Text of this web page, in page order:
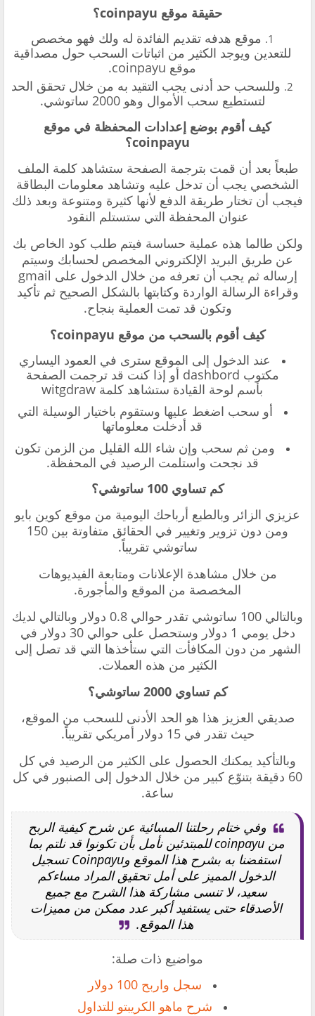
حقيقة موقع coinpayu؟
موقع هدفه تقديم الفائدة له ولك فهو مخصص
للتعدين ويوجد الكثير من اثباتات السحب حول مصداقية
موقع coinpayu.
وللسحب حد أدنى يجب التقيد به من خلال تحقق الحد
لتستطيع سحب الأموال وهو 2000 ساتوشي.
كيف أقوم بوضع إعدادات المحفظة في موقع
coinpayu؟
طبعاً بعد أن قمت بترجمة الصفحة ستشاهد كلمة الملف
الشخصي يجب أن تدخل عليه وتشاهد معلومات البطاقة
فيجب أن تختار طريقة الدفع لأنها كثيرة ومتنوعة وبعد ذلك
عنوان المحفظة التي ستستلم النقود
ولكن طالما هذه عملية حساسة فيتم طلب كود الخاص بك
عن طريق البريد الإلكتروني المخصص لحسابك وسيتم
إرساله ثم يجب أن تعرفه من خلال الدخول على gmail
وقراءة الرسالة الواردة وكتابتها بالشكل الصحيح ثم تأكيد
وتكون قد تمت العملية بنجاح.
كيف أقوم بالسحب من موقع coinpayu؟
عند الدخول إلى الموقع سترى في العمود اليساري
مكتوب dashbord أو إذا كنت قد ترجمت الصفحة
بأسم لوحة القيادة ستشاهد كلمة witgdraw
أو سحب اضغط عليها وستقوم باختيار الوسيلة التي
قد أدخلت معلوماتها
ومن ثم سحب وإن شاء الله القليل من الزمن تكون
قد نجحت واستلمت الرصيد في المحفظة.
كم تساوي 100 ساتوشي؟
عزيزي الزائر وبالطبع أرباحك اليومية من موقع كوين بايو
ومن دون تزوير وتغيير في الحقائق متفاوتة بين 150
ساتوشي تقريباً.
من خلال مشاهدة الإعلانات ومتابعة الفيديوهات
المخصصة من الموقع والمأجورة.
وبالتالي 100 ساتوشي تقدر حوالي 0.8 دولار وبالتالي لديك
دخل يومي 1 دولار وستحصل على حوالي 30 دولار في
الشهر من دون المكافأت التي ستأخذها التي قد تصل إلى
الكثير من هذه العملات.
كم تساوي 2000 ساتوشي؟
صديقي العزيز هذا هو الحد الأدنى للسحب من الموقع،
حيث تقدر في 15 دولار أمريكي تقريباً.
وبالتأكيد يمكنك الحصول على الكثير من الرصيد في كل
60 دقيقة بتنوّع كبير من خلال الدخول إلى الصنبور في كل
ساعة.
وفي ختام رحلتنا المسائية عن شرح كيفية الربح
من coinpayu للمبتدئين نأمل بأن تكونوا قد نلتم بما
استفضنا به بشرح هذا الموقع وCoinpayu تسجيل
الدخول المميز على أمل تحقيق المراد مساءكم
سعيد، لا تنسى مشاركة هذا الشرح مع جميع
الأصدقاء حتى يستفيد أكبر عدد ممكن من مميزات
هذا الموقع.
مواضيع ذات صلة:
سجل واربح 100 دولار
شرح ماهو الكريبتو للتداول